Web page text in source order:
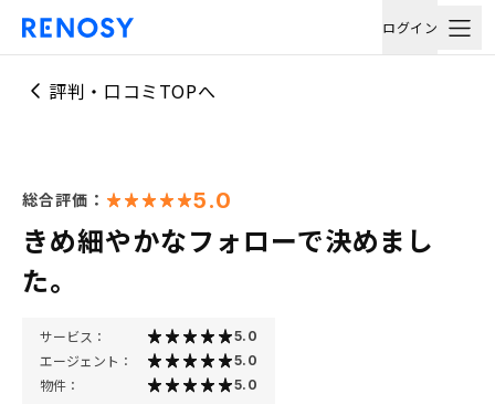
ログイン
評判・口コミTOPへ
総合評価： 5.0
きめ細やかなフォローで決めまし
た。
サービス： 5.0
エージェント： 5.0
物件： 5.0